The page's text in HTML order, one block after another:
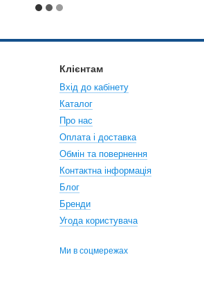
Клієнтам
Вхід до кабінету
Каталог
Про нас
Оплата і доставка
Обмін та повернення
Контактна інформація
Блог
Бренди
Угода користувача
Ми в соцмережах